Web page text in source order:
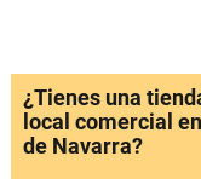
¿Tienes una
local comercial
de Navarra?